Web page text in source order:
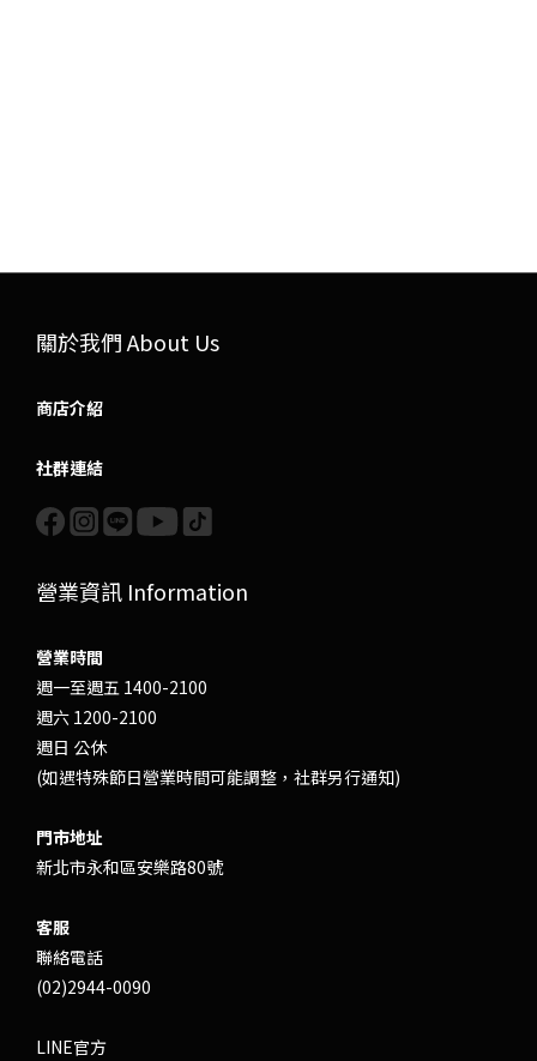
關於我們 About Us
商店介紹
社群連結
營業資訊 Information
營業時間
週一至週五 1400-2100
週六 1200-2100
週日 公休
(如遇特殊節日營業時間可能調整，社群另行通知)
門市地址
新北市永和區安樂路80號
客服
聯絡電話
(02)2944-0090
LINE官方